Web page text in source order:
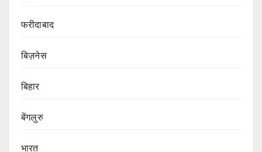
फरीदाबाद
बिज़नेस
बिहार
बेंगलुरु
भारत